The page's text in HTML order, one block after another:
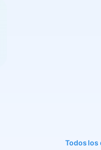
Todos